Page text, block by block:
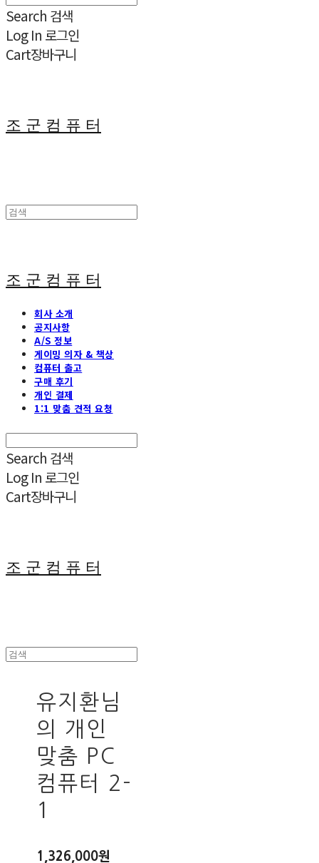
Search 검색
Log In 로그인
Cart장바구니
조 군 컴 퓨 터
조 군 컴 퓨 터
회사 소개
공지사항
A/S 정보
게이밍 의자 & 책상
컴퓨터 출고
구매 후기
개인 결제
1:1 맞춤 견적 요청
Search 검색
Log In 로그인
Cart장바구니
조 군 컴 퓨 터
유지환님
의 개인
맞춤 PC
컴퓨터 2-
1
1,326,000원